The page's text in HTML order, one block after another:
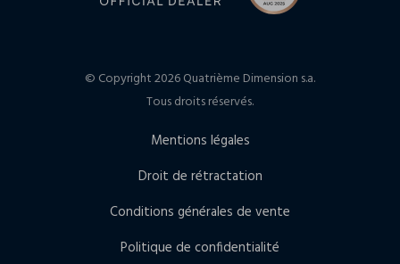
© Copyright 2026 Quatrième Dimension s.a.
Tous droits réservés.
Mentions légales
Droit de rétractation
Conditions générales de vente
Politique de confidentialité